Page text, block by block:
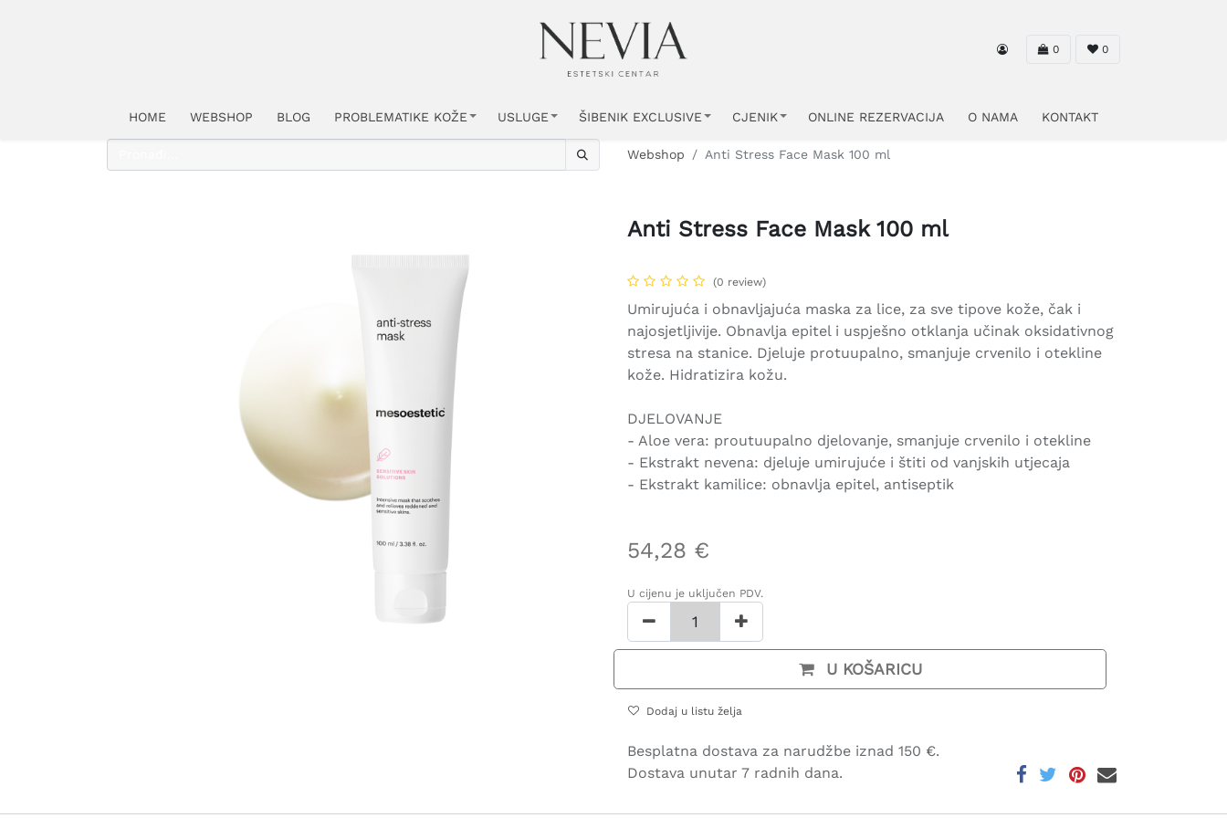
0 0
HOME WEBSHOP BLOG PROBLEMATIKE KOŽE USLUGE ŠIBENIK EXCLUSIVE CJENIK ONLINE REZERVACIJA O NAMA KONTAKT
Webshop Anti Stress Face Mask 100 ml
Anti Stress Face Mask 100 ml
(0 review)
Umirujuća i obnavljajuća maska za lice, za sve tipove kože, čak i
najosjetljivije. Obnavlja epitel i uspješno otklanja učinak oksidativnog
stresa na stanice. Djeluje protuupalno, smanjuje crvenilo i otekline
kože. Hidratizira kožu.
DJELOVANJE
- Aloe vera: proutuupalno djelovanje, smanjuje crvenilo i otekline
- Ekstrakt nevena: djeluje umirujuće i štiti od vanjskih utjecaja
- Ekstrakt kamilice: obnavlja epitel, antiseptik
54,28 €
U cijenu je uključen PDV.
U KOŠARICU
Dodaj u listu želja
Besplatna dostava za narudžbe iznad 150 €.
Dostava unutar 7 radnih dana.